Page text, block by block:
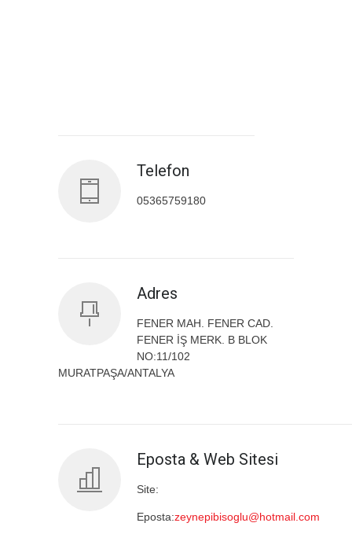
Telefon
05365759180
Adres
FENER MAH. FENER CAD.
FENER İŞ MERK. B BLOK
NO:11/102
MURATPAŞA/ANTALYA
Eposta & Web Sitesi
Site:
Eposta:zeynepibisoglu@hotmail.com